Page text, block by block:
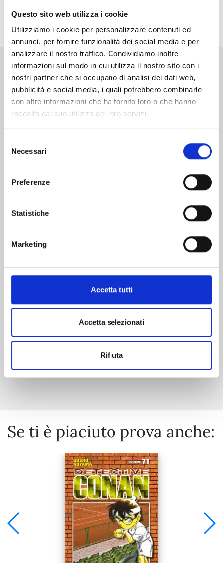
Questo sito web utilizza i cookie
Utilizziamo i cookie per personalizzare contenuti ed
annunci, per fornire funzionalità dei social media e per
analizzare il nostro traffico. Condividiamo inoltre
informazioni sul modo in cui utilizza il nostro sito con i
nostri partner che si occupano di analisi dei dati web,
pubblicità e social media, i quali potrebbero combinarle
con altre informazioni che ha fornito loro o che hanno
raccolto dal suo utilizzo dei loro servizi.
delNecessari
Preferenze
Statistiche
Marketing
Accetta tutti
Accetta selezionati
Rifiuta
così un’accoppiata insolita, intenzionata ad annientare
Ogre, il comandante generale della Onigami!
Altri volumi della serie
RAVE - THE GROOVE ADVENTURE NEW
06/10/2026
€ 5,90
Mostra tutto
Se ti è piaciuto prova anche: